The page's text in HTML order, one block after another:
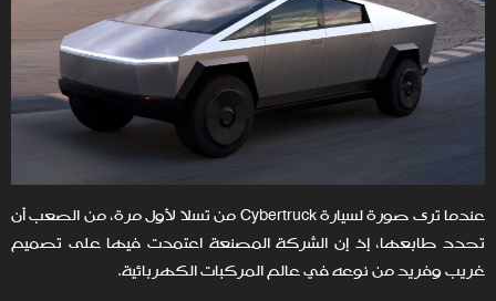
عندما ترى صورة لسيارة Cybertruck من تسلا لأول مرة، من الصعب أن
تحدد طابعها، إذ إن الشركة المصنعة اعتمدت فيها على تصميم
غريب وفريد من نوعه في عالم المركبات الكهربائية.